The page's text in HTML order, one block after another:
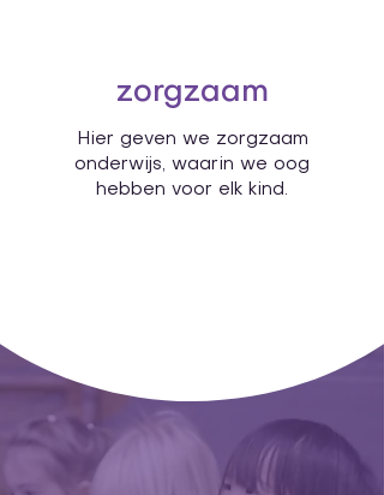
zorgzaam
Hier geven we zorgzaam
onderwijs, waarin we oog
hebben voor elk kind.